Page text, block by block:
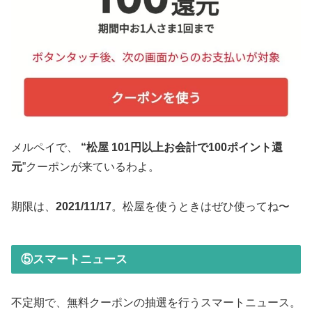
メルペイで、
“松屋 101円以上お会計で100ポイント還
元”クーポンが来ているわよ。
期限は、 2021/11/17。松屋を使うときはぜひ使ってね〜
⑤スマートニュース
不定期で、無料クーポンの抽選を行うスマートニュース。